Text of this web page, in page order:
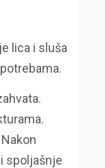
lica i sluša
spoljašnje